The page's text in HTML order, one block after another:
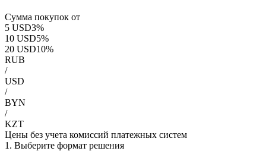
Сумма покупок от
5 USD3%
10 USD5%
20 USD10%
RUB
/
USD
/
BYN
/
KZT
Цены без учета комиссий платежных систем
1. Выберите формат решения